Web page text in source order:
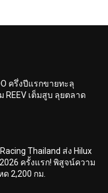
ครึ่งปีแรกขายทะลุ
REEV เต็มสูบ ลุยตลาด
Thailand ส่ง Hilux
2026 ครั้งแรก! พิสูจน์ความ
2,200 กม.